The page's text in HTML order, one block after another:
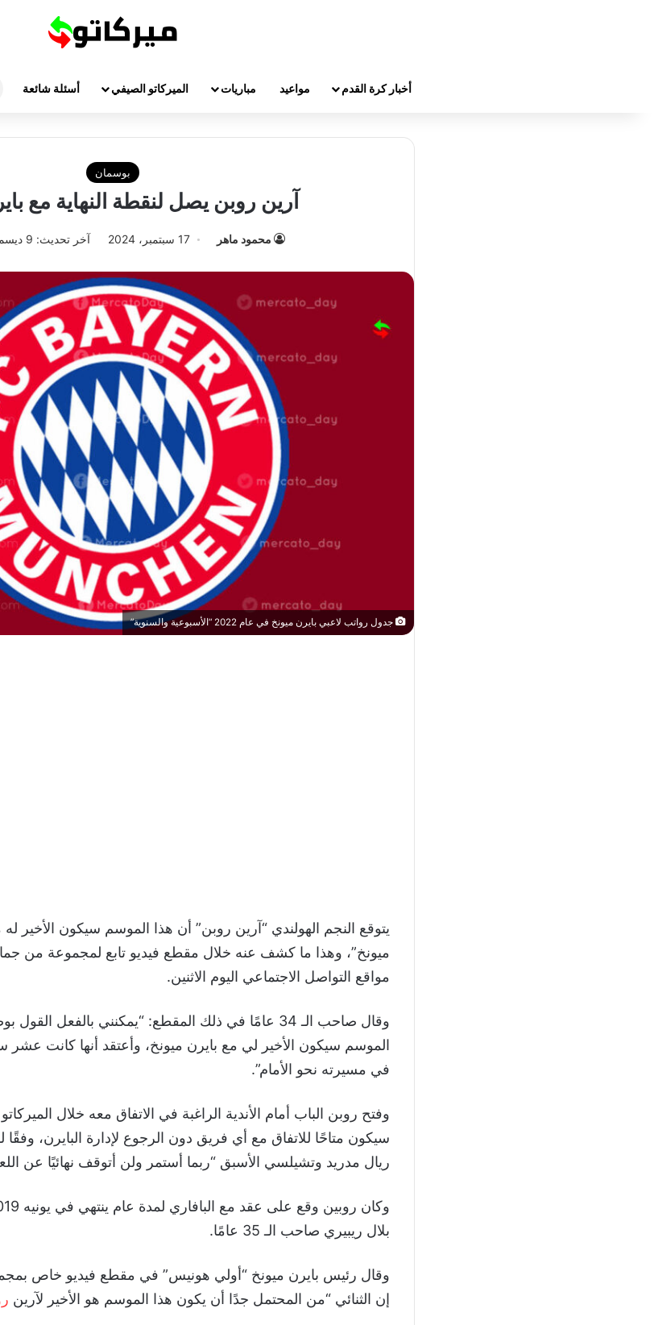
أخبار كرة القدم مواعيد مباريات الميركاتو الصيفي أسئلة شائعة
بوسمان
آرين روبن يصل لنقطة النهاية مع
محمود ماهر 17 سبتمبر، 2024 آخر تحديث: 9 ديسمبر، 2024
جدول رواتب لاعبي بايرن ميونخ في عام 2022 “الأسبوعية والسنوية”
يتوقع النجم الهولندي “آرين روبن” أن هذا الموسم سيكون الأخير له
ميونخ”، وهذا ما كشف عنه خلال مقطع فيديو تابع لمجموعة من
مواقع التواصل الاجتماعي اليوم الاثنين.
وقال صاحب الـ 34 عامًا في ذلك المقطع: “يمكنني بالفعل
الموسم سيكون الأخير لي مع بايرن ميونخ، وأعتقد أنها كانت عشر
في مسيرته نحو الأمام”.
وفتح روبن الباب أمام الأندية الراغبة في الاتفاق معه خلال
سيكون متاحًا للاتفاق مع أي فريق دون الرجوع لإدارة البايرن،
ريال مدريد وتشيلسي الأسبق “ربما أستمر ولن أتوقف نهائيًا عن
بلال ريبيري صاحب الـ 35 عامًا.
وقال رئيس بايرن ميونخ “أولي هونيس” في مقطع فيديو خاص
إن الثنائي “من المحتمل جدًا أن يكون هذا الموسم هو الأخير لآرين